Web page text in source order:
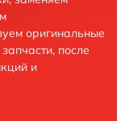
оригинальные
после
и